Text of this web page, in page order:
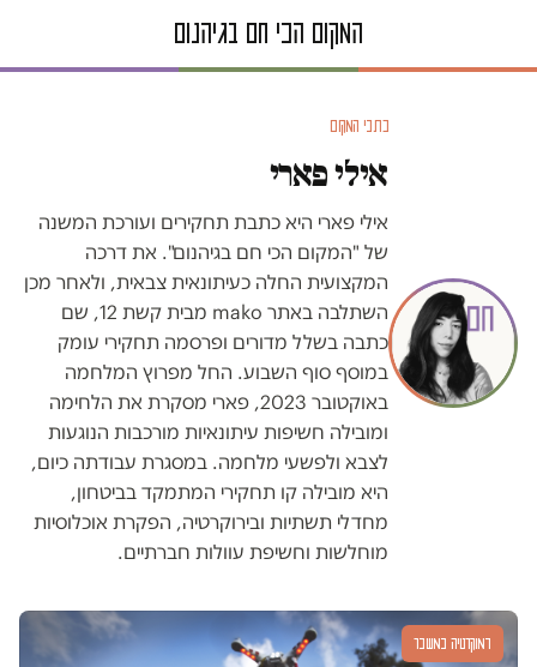
כתבי המקום
אילי פארי
אילי פארי היא כתבת תחקירים ועורכת המשנה
של "המקום הכי חם בגיהנום". את דרכה
המקצועית החלה כעיתונאית צבאית, ולאחר מכן
השתלבה באתר mako מבית קשת 12, שם
כתבה בשלל מדורים ופרסמה תחקירי עומק
במוסף סוף השבוע. החל מפרוץ המלחמה
באוקטובר 2023, פארי מסקרת את הלחימה
ומובילה חשיפות עיתונאיות מורכבות הנוגעות
לצבא ולפשעי מלחמה. במסגרת עבודתה כיום,
היא מובילה קו תחקירי המתמקד בביטחון,
מחדלי תשתיות ובירוקרטיה, הפקרת אוכלוסיות
מוחלשות וחשיפת עוולות חברתיים.
דמוקרטיה במשבר